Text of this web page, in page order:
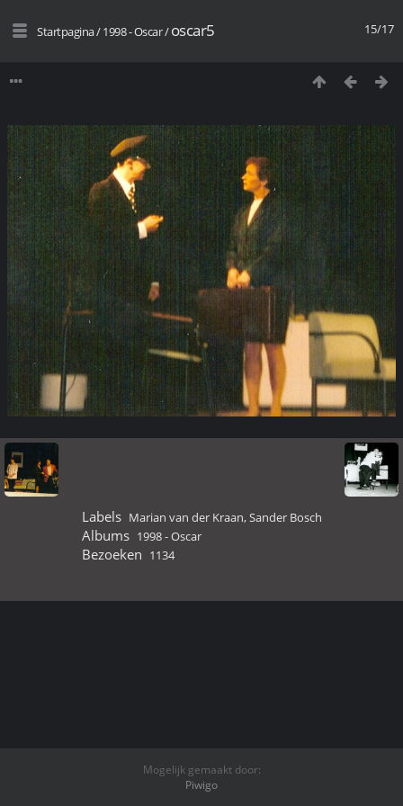
15/17
Startpagina/1998 - Oscar/oscar5
Labels Marian van der Kraan,Sander Bosch
Albums 1998 - Oscar
Bezoeken 1134
Mogelijk gemaakt door:
Piwigo